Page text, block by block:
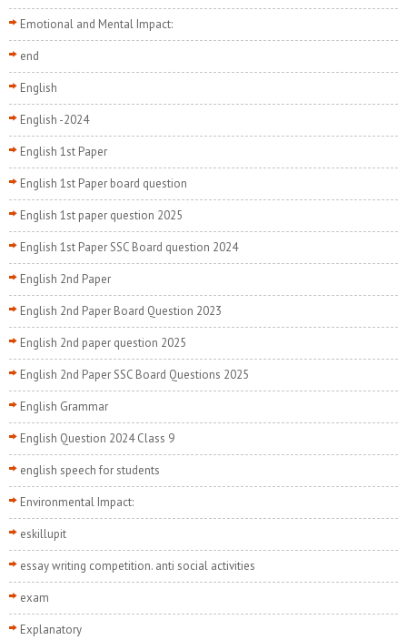
Emotional and Mental Impact:
end
English
English -2024
English 1st Paper
English 1st Paper board question
English 1st paper question 2025
English 1st Paper SSC Board question 2024
English 2nd Paper
English 2nd Paper Board Question 2023
English 2nd paper question 2025
English 2nd Paper SSC Board Questions 2025
English Grammar
English Question 2024 Class 9
english speech for students
Environmental Impact:
eskillupit
essay writing competition. anti social activities
exam
Explanatory